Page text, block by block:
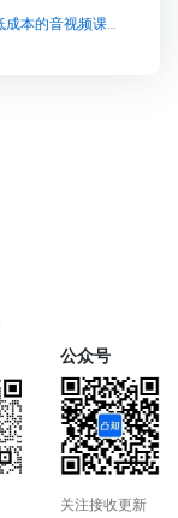
兔知云课堂是私域场景下的知识付费解决方案，低成本的音视频课程点播系统。在当今信息爆炸的时代，知识变得越来越重要，而获取高质量的知识也成为了人们不可或缺的需求。兔知云课堂应运而生，为用户提供了一个高效便捷的学习平台。
公众号
关注接收更新